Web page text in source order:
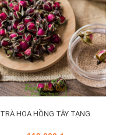
TRÀ HOA HỒNG TÂY TẠNG